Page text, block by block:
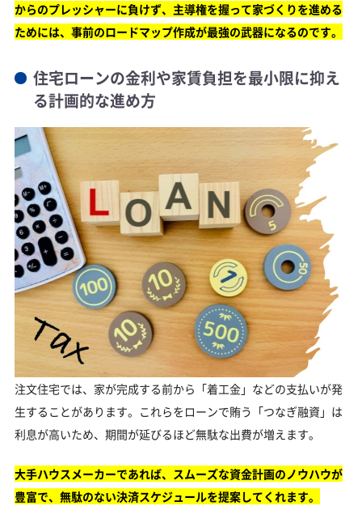
からのプレッシャーに負けず、主導権を握って家づくりを進める
ためには、事前のロードマップ作成が最強の武器になるのです。
住宅ローンの金利や家賃負担を最小限に抑え
る計画的な進め方
注文住宅では、家が完成する前から「着工金」などの支払いが発
生することがあります。これらをローンで賄う「つなぎ融資」は
利息が高いため、期間が延びるほど無駄な出費が増えます。
大手ハウスメーカーであれば、スムーズな資金計画のノウハウが
豊富で、無駄のない決済スケジュールを提案してくれます。